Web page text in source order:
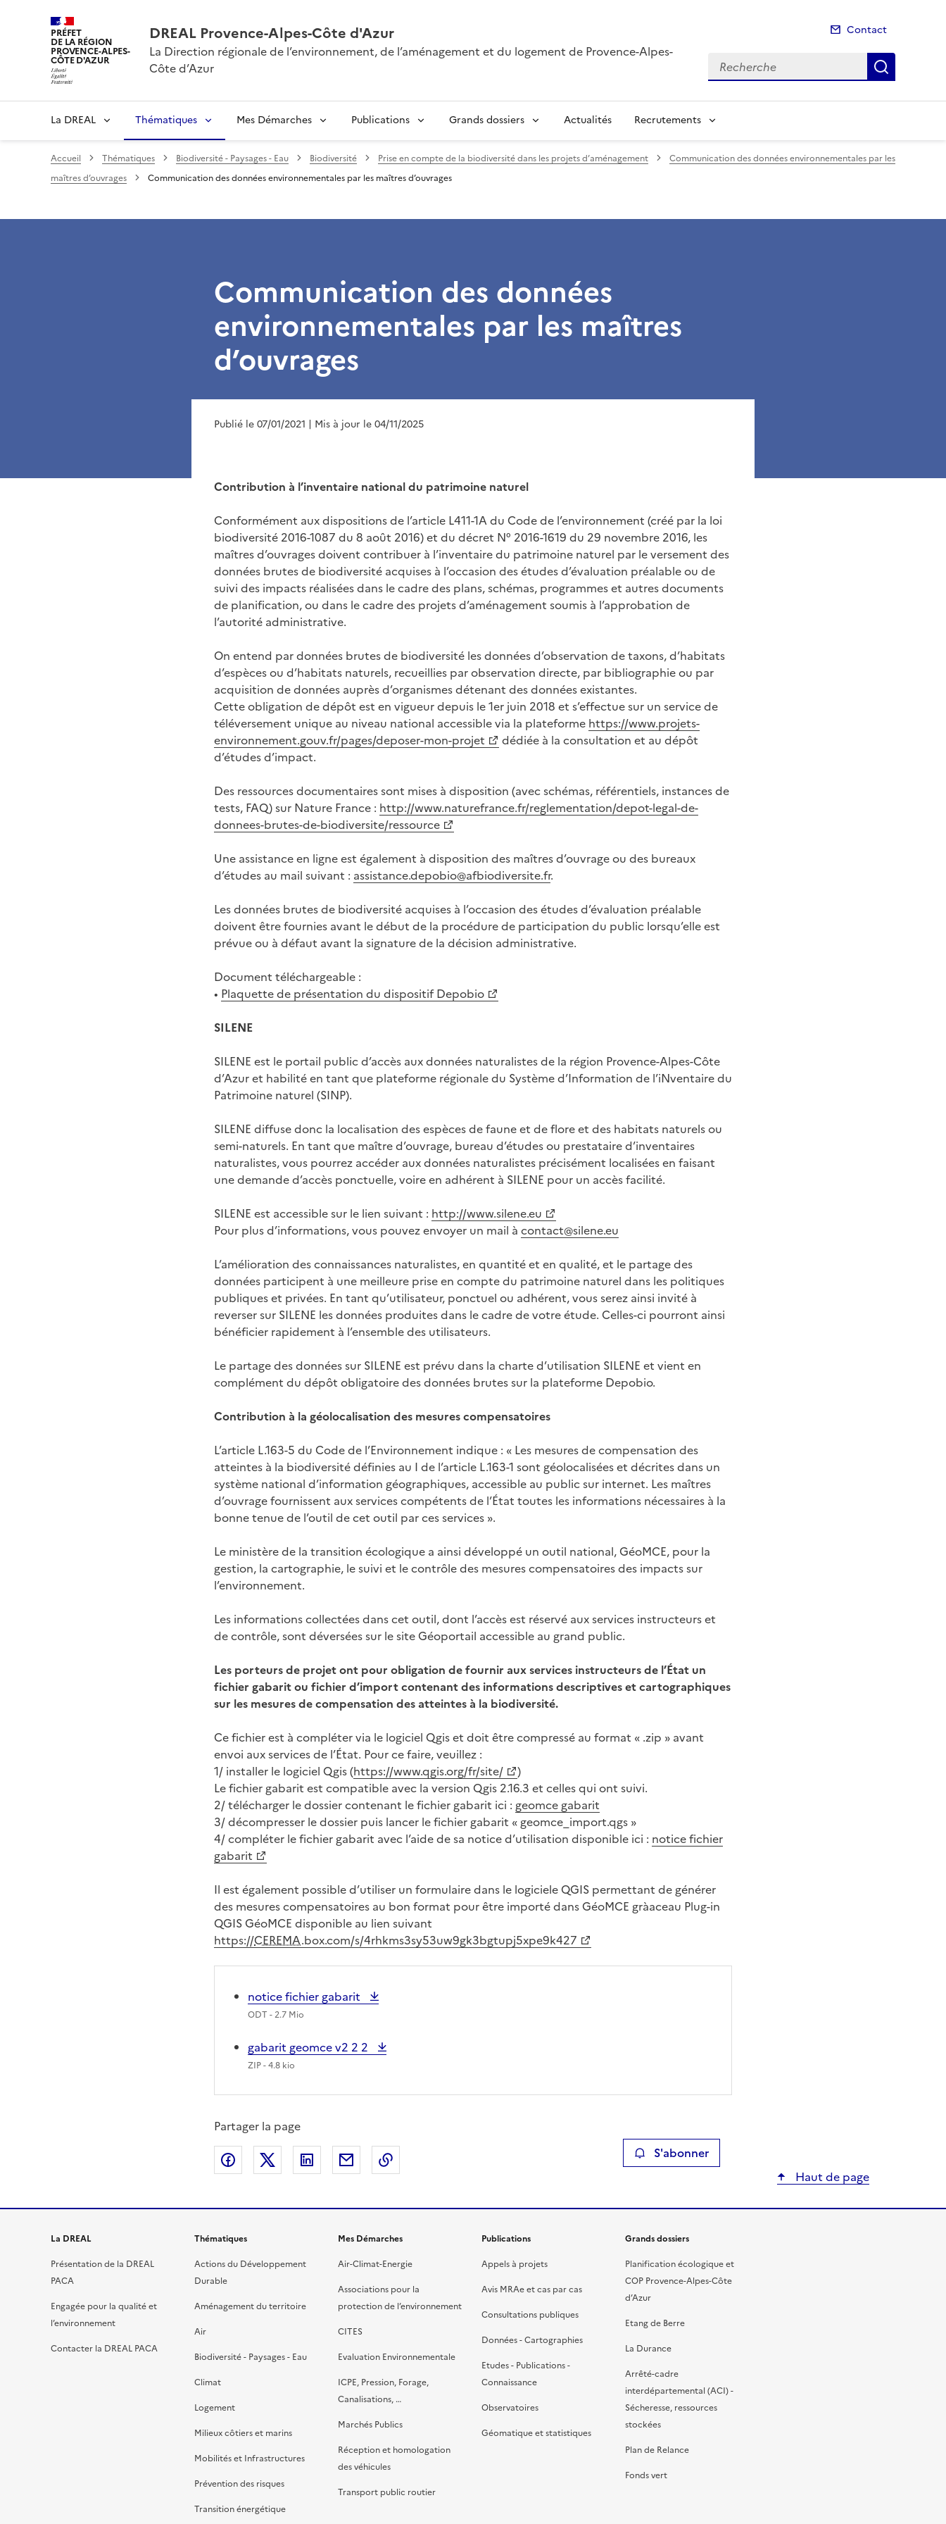
PRÉFET
DE LA RÉGION
PROVENCE-ALPES-
CÔTE D'AZUR
DREAL Provence-Alpes-Côte d'Azur
La Direction régionale de l’environnement, de l’aménagement et du logement de Provence-Alpes-
Côte d’Azur
Contact
Recherche
La DREAL Thématiques Mes Démarches Publications Grands dossiers Actualités Recrutements
Accueil Thématiques Biodiversité - Paysages - Eau Biodiversité Prise en compte de la biodiversité dans les projets d’aménagement
Communication des données environnementales par les
maîtres d’ouvrages
Communication des données environnementales par les maîtres d’ouvrages
Communication des données
environnementales par les maîtres
d’ouvrages
Publié le 07/01/2021 | Mis à jour le 04/11/2025
Contribution à l’inventaire national du patrimoine naturel
Conformément aux dispositions de l’article L411-1A du Code de l’environnement (créé par la loi
biodiversité 2016-1087 du 8 août 2016) et du décret N° 2016-1619 du 29 novembre 2016, les
maîtres d’ouvrages doivent contribuer à l’inventaire du patrimoine naturel par le versement des
données brutes de biodiversité acquises à l’occasion des études d’évaluation préalable ou de
suivi des impacts réalisées dans le cadre des plans, schémas, programmes et autres documents
de planification, ou dans le cadre des projets d’aménagement soumis à l’approbation de
l’autorité administrative.
On entend par données brutes de biodiversité les données d’observation de taxons, d’habitats
d’espèces ou d’habitats naturels, recueillies par observation directe, par bibliographie ou par
acquisition de données auprès d’organismes détenant des données existantes.
Cette obligation de dépôt est en vigueur depuis le 1er juin 2018 et s’effectue sur un service de
téléversement unique au niveau national accessible via la plateforme https://www.projets-
environnement.gouv.fr/pages/deposer-mon-projet
dédiée à la consultation et au dépôt
d’études d’impact.
Des ressources documentaires sont mises à disposition (avec schémas, référentiels, instances de
tests, FAQ) sur Nature France : http://www.naturefrance.fr/reglementation/depot-legal-de-
donnees-brutes-de-biodiversite/ressource
Une assistance en ligne est également à disposition des maîtres d’ouvrage ou des bureaux
d’études au mail suivant : assistance.depobio@afbiodiversite.fr.
Les données brutes de biodiversité acquises à l’occasion des études d’évaluation préalable
doivent être fournies avant le début de la procédure de participation du public lorsqu’elle est
prévue ou à défaut avant la signature de la décision administrative.
Document téléchargeable :
• Plaquette de présentation du dispositif Depobio
SILENE
SILENE est le portail public d’accès aux données naturalistes de la région Provence-Alpes-Côte
d’Azur et habilité en tant que plateforme régionale du Système d’Information de l’iNventaire du
Patrimoine naturel (SINP).
SILENE diffuse donc la localisation des espèces de faune et de flore et des habitats naturels ou
semi-naturels. En tant que maître d’ouvrage, bureau d’études ou prestataire d’inventaires
naturalistes, vous pourrez accéder aux données naturalistes précisément localisées en faisant
une demande d’accès ponctuelle, voire en adhérent à SILENE pour un accès facilité.
SILENE est accessible sur le lien suivant : http://www.silene.eu
Pour plus d’informations, vous pouvez envoyer un mail à contact@silene.eu
L’amélioration des connaissances naturalistes, en quantité et en qualité, et le partage des
données participent à une meilleure prise en compte du patrimoine naturel dans les politiques
publiques et privées. En tant qu’utilisateur, ponctuel ou adhérent, vous serez ainsi invité à
reverser sur SILENE les données produites dans le cadre de votre étude. Celles-ci pourront ainsi
bénéficier rapidement à l’ensemble des utilisateurs.
Le partage des données sur SILENE est prévu dans la charte d’utilisation SILENE et vient en
complément du dépôt obligatoire des données brutes sur la plateforme Depobio.
Contribution à la géolocalisation des mesures compensatoires
L’article L.163-5 du Code de l’Environnement indique : « Les mesures de compensation des
atteintes à la biodiversité définies au I de l’article L.163-1 sont géolocalisées et décrites dans un
système national d’information géographiques, accessible au public sur internet. Les maîtres
d’ouvrage fournissent aux services compétents de l’État toutes les informations nécessaires à la
bonne tenue de l’outil de cet outil par ces services ».
Le ministère de la transition écologique a ainsi développé un outil national, GéoMCE, pour la
gestion, la cartographie, le suivi et le contrôle des mesures compensatoires des impacts sur
l’environnement.
Les informations collectées dans cet outil, dont l’accès est réservé aux services instructeurs et
de contrôle, sont déversées sur le site Géoportail accessible au grand public.
Les porteurs de projet ont pour obligation de fournir aux services instructeurs de l’État un
fichier gabarit ou fichier d’import contenant des informations descriptives et cartographiques
sur les mesures de compensation des atteintes à la biodiversité.
Ce fichier est à compléter via le logiciel Qgis et doit être compressé au format « .zip » avant
envoi aux services de l’État. Pour ce faire, veuillez :
1/ installer le logiciel Qgis (https://www.qgis.org/fr/site/
)
Le fichier gabarit est compatible avec la version Qgis 2.16.3 et celles qui ont suivi.
2/ télécharger le dossier contenant le fichier gabarit ici : geomce gabarit
3/ décompresser le dossier puis lancer le fichier gabarit « geomce_import.qgs »
4/ compléter le fichier gabarit avec l’aide de sa notice d’utilisation disponible ici : notice fichier
gabarit
Il est également possible d’utiliser un formulaire dans le logiciele QGIS permettant de générer
des mesures compensatoires au bon format pour être importé dans GéoMCE gràaceau Plug-in
QGIS GéoMCE disponible au lien suivant
https://CEREMA.box.com/s/4rhkms3sy53uw9gk3bgtupj5xpe9k427
notice fichier gabarit
ODT - 2.7 Mio
gabarit geomce v2 2 2
ZIP- 4.8 kio
Partager la page
Partager sur Facebook
Partager sur XPartager sur LinkedIn
Partager par emailCopier le lien de la page dans le presse-papier S'abonner
Haut de page
La DREAL
Présentation de la DREAL
PACA
Engagée pour la qualité et
l’environnement
Contacter la DREAL PACA
Thématiques
Actions du Développement
Durable
Aménagement du territoire
Air
Biodiversité - Paysages - Eau
Climat
Logement
Milieux côtiers et marins
Mobilités et Infrastructures
Prévention des risques
Transition énergétique
Mes Démarches
Air-Climat-Energie
Associations pour la
protection de l’environnement
CITES
Evaluation Environnementale
ICPE, Pression, Forage,
Canalisations, …
Marchés Publics
Réception et homologation
des véhicules
Transport public routier
Publications
Appels à projets
Avis MRAe et cas par cas
Consultations publiques
Données - Cartographies
Etudes - Publications -
Connaissance
Observatoires
Géomatique et statistiques
Grands dossiers
Planification écologique et
COP Provence-Alpes-Côte
d’Azur
Etang de Berre
La Durance
Arrêté-cadre
interdépartemental (ACI) -
Sécheresse, ressources
stockées
Plan de Relance
Fonds vert